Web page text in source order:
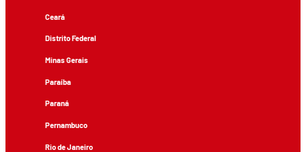
Ceará
Distrito Federal
Minas Gerais
Paraíba
Paraná
Pernambuco
Rio de Janeiro